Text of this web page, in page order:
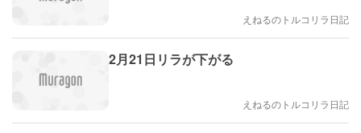
えねるのトルコリラ日記
2月21日リラが下がる
えねるのトルコリラ日記